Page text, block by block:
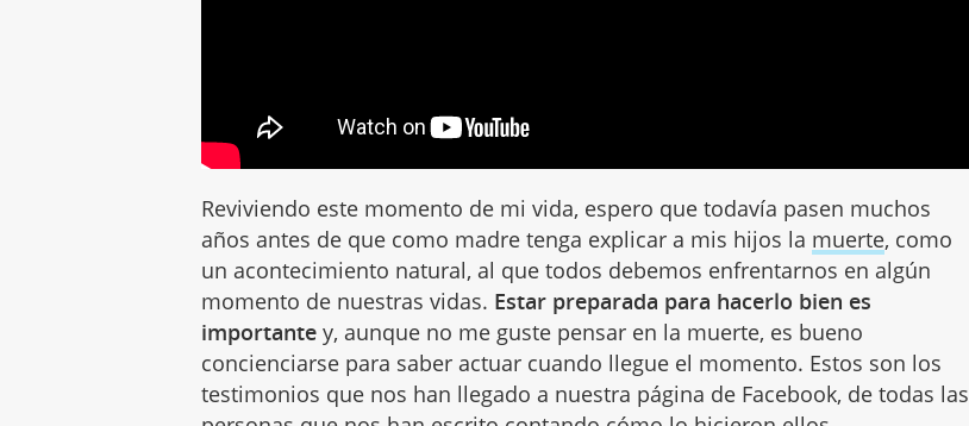
Reviviendo este momento de mi vida, espero que todavía pasen muchos
años antes de que como madre tenga explicar a mis hijos la muerte, como
un acontecimiento natural, al que todos debemos enfrentarnos en algún
momento de nuestras vidas. Estar preparada para hacerlo bien es
importante y, aunque no me guste pensar en la muerte, es bueno
concienciarse para saber actuar cuando llegue el momento. Estos son los
testimonios que nos han llegado a nuestra página de Facebook, de todas las